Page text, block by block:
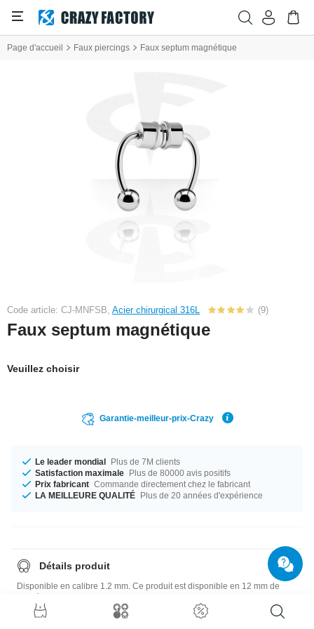
Page d'accueil Faux piercings Faux septum magnétique
Code article: CJ-MNFSB, Acier chirurgical 316L (9)
Faux septum magnétique
Veuillez choisir
Garantie-meilleur-prix-Crazy
Le leader mondial Plus de 7M clients
Satisfaction maximale Plus de 80000 avis positifs
Prix fabricant Commande directement chez le fabricant
LA MEILLEURE QUALITÉ Plus de 20 années d'expérience
Détails produit
Disponible en calibre 1.2 mm. Ce produit est disponible en 12 mm de
diamètre. La boule est disponible dans la taille 4 mm. Qu'est-ce que tu
attends ? Commande le tien maintenant !